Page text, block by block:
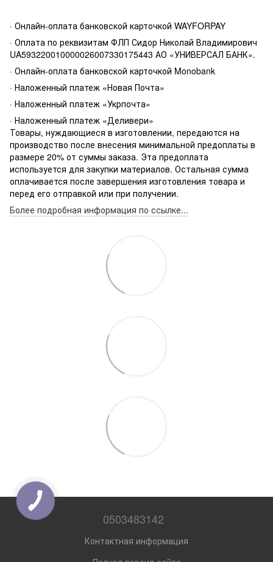
· Онлайн-оплата банковской карточкой WAYFORPAY
· Оплата по реквизитам ФЛП Сидор Николай Владимирович
UA593220010000026007330175443 АО «УНИВЕРСАЛ БАНК».
· Онлайн-оплата банковской карточкой Monobank
· Наложенный платеж «Новая Почта»
· Наложенный платеж «Укрпочта»
· Наложенный платеж «Деливери»
Товары, нуждающиеся в изготовлении, передаются на
производство после внесения минимальной предоплаты в
размере 20% от суммы заказа. Эта предоплата
используется для закупки материалов. Остальная сумма
оплачивается после завершения изготовления товара и
перед его отправкой или при получении.
Более подробная информация по ссылке...
0503483142
Контактная информация